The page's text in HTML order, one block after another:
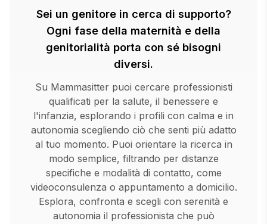
Sei un genitore in cerca di supporto?
Ogni fase della maternità e della
genitorialità porta con sé bisogni
diversi.
Su Mammasitter puoi cercare professionisti
qualificati per la salute, il benessere e
l'infanzia, esplorando i profili con calma e in
autonomia scegliendo ciò che senti più adatto
al tuo momento. Puoi orientare la ricerca in
modo semplice, filtrando per distanze
specifiche e modalità di contatto, come
videoconsulenza o appuntamento a domicilio.
Esplora, confronta e scegli con serenità e
autonomia il professionista che può